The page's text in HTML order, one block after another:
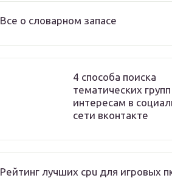
Все о словарном запасе
4 способа поиска
тематических
интересам в
сети вконтакте
Рейтинг лучших cpu для игровых